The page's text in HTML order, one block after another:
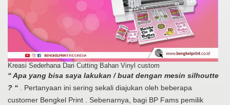
Kreasi Sederhana Dari Cutting Bahan Vinyl custom
“ Apa yang bisa saya lakukan / buat dengan mesin silhoutte
? “ . Pertanyaan ini sering sekali diajukan oleh beberapa
customer Bengkel Print . Sebenarnya, bagi BP Fams pemilik